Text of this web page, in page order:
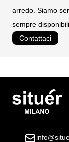
10027
ulteriore
temoindurenti
istruzioni di
arredo. Siamo sempre a completa disposizione e siamo
sempre
Contattaci